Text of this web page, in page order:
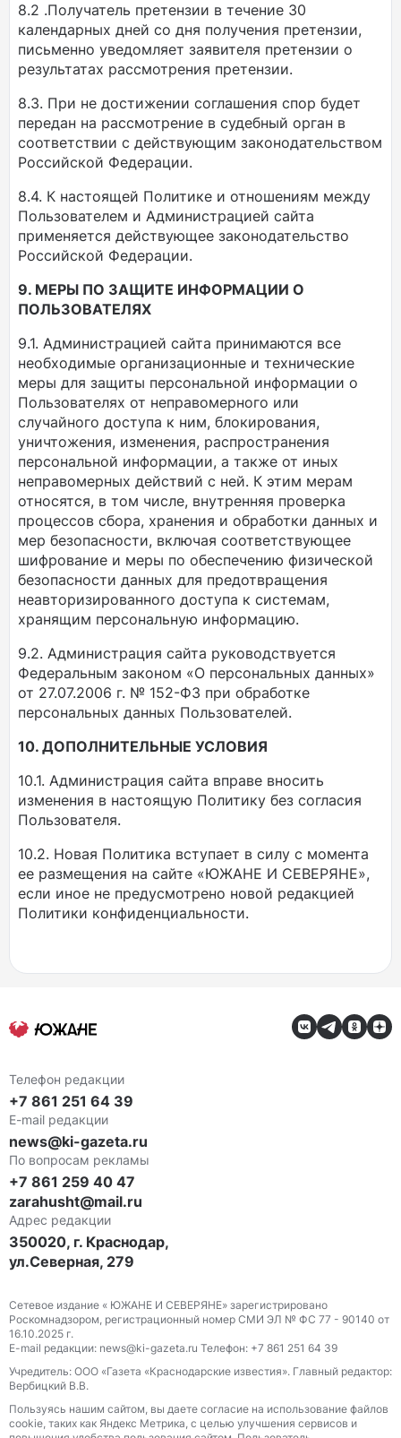
8.2 .Получатель претензии в течение 30
календарных дней со дня получения претензии,
письменно уведомляет заявителя претензии о
результатах рассмотрения претензии.
8.3. При не достижении соглашения спор будет
передан на рассмотрение в судебный орган в
соответствии с действующим законодательством
Российской Федерации.
8.4. К настоящей Политике и отношениям между
Пользователем и Администрацией сайта
применяется действующее законодательство
Российской Федерации.
9. МЕРЫ ПО ЗАЩИТЕ ИНФОРМАЦИИ О
ПОЛЬЗОВАТЕЛЯХ
9.1. Администрацией сайта принимаются все
необходимые организационные и технические
меры для защиты персональной информации о
Пользователях от неправомерного или
случайного доступа к ним, блокирования,
уничтожения, изменения, распространения
персональной информации, а также от иных
неправомерных действий с ней. К этим мерам
относятся, в том числе, внутренняя проверка
процессов сбора, хранения и обработки данных и
мер безопасности, включая соответствующее
шифрование и меры по обеспечению физической
безопасности данных для предотвращения
неавторизированного доступа к системам,
хранящим персональную информацию.
9.2. Администрация сайта руководствуется
Федеральным законом «О персональных данных»
от 27.07.2006 г. № 152-ФЗ при обработке
персональных данных Пользователей.
10. ДОПОЛНИТЕЛЬНЫЕ УСЛОВИЯ
10.1. Администрация сайта вправе вносить
изменения в настоящую Политику без согласия
Пользователя.
10.2. Новая Политика вступает в силу с момента
ее размещения на сайте «ЮЖАНЕ И СЕВЕРЯНЕ»,
если иное не предусмотрено новой редакцией
Политики конфиденциальности.
Телефон редакции
+7 861 251 64 39
E-mail редакции
news@ki-gazeta.ru
По вопросам рекламы
+7 861 259 40 47
zarahusht@mail.ru
Адрес редакции
350020, г. Краснодар,
ул.Северная, 279
Сетевое издание « ЮЖАНЕ И СЕВЕРЯНЕ» зарегистрировано
Роскомнадзором, регистрационный номер СМИ ЭЛ № ФС 77 - 90140 от
16.10.2025 г.
E-mail редакции: news@ki-gazeta.ru Телефон: +7 861 251 64 39
Учредитель: ООО «Газета «Краснодарские известия». Главный редактор:
Вербицкий В.В.
Пользуясь нашим сайтом, вы даете согласие на использование файлов
сооkіе, таких как Яндекс Метрика, с целью улучшения сервисов и